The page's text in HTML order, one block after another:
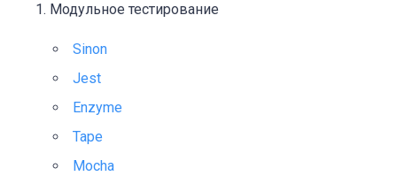
Модульное тестирование
Sinon
Jest
Enzyme
Tape
Mocha